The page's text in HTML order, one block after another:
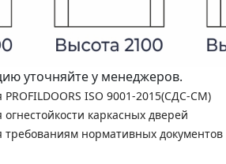
уточняйте у менеджеров.
ISO 9001-2015(СДС-СМ)
каркасных дверей
требованиям нормативных документов